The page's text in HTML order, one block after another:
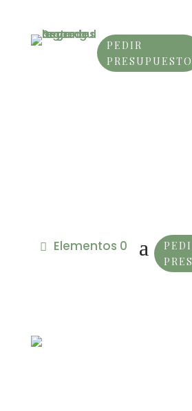
PEDIR
PRESUPUESTO
Elementos 0